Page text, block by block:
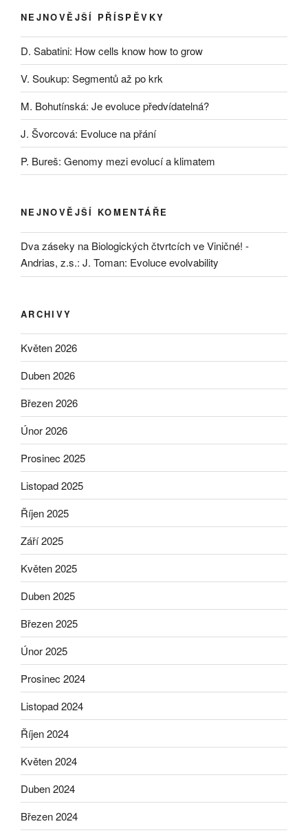
NEJNOVĚJŠÍ PŘÍSPĚVKY
D. Sabatini: How cells know how to grow
V. Soukup: Segmentů až po krk
M. Bohutínská: Je evoluce předvídatelná?
J. Švorcová: Evoluce na přání
P. Bureš: Genomy mezi evolucí a klimatem
NEJNOVĚJŠÍ KOMENTÁŘE
Dva záseky na Biologických čtvrtcích ve Viničné! -
Andrias, z.s.: J. Toman: Evoluce evolvability
ARCHIVY
Květen 2026
Duben 2026
Březen 2026
Únor 2026
Prosinec 2025
Listopad 2025
Říjen 2025
Září 2025
Květen 2025
Duben 2025
Březen 2025
Únor 2025
Prosinec 2024
Listopad 2024
Říjen 2024
Květen 2024
Duben 2024
Březen 2024